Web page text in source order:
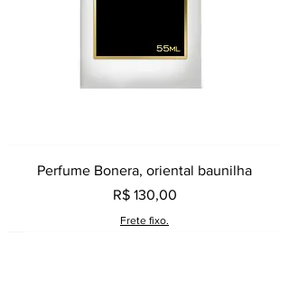
Perfume Bonera, oriental baunilha
Preço
R$ 130,00
Frete fixo.